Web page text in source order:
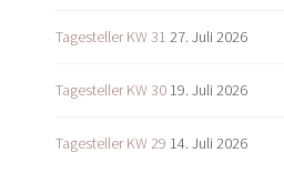
Tagesteller KW 31 27. Juli 2026
Tagesteller KW 30 19. Juli 2026
Tagesteller KW 29 14. Juli 2026